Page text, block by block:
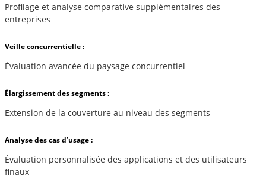
Profilage et analyse comparative supplémentaires des
entreprises
Veille concurrentielle :
Évaluation avancée du paysage concurrentiel
Élargissement des segments :
Extension de la couverture au niveau des segments
Analyse des cas d’usage :
Évaluation personnalisée des applications et des utilisateurs
finaux